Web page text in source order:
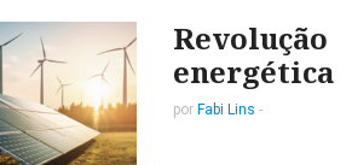
Revolução
energética
por Fabi Lins -